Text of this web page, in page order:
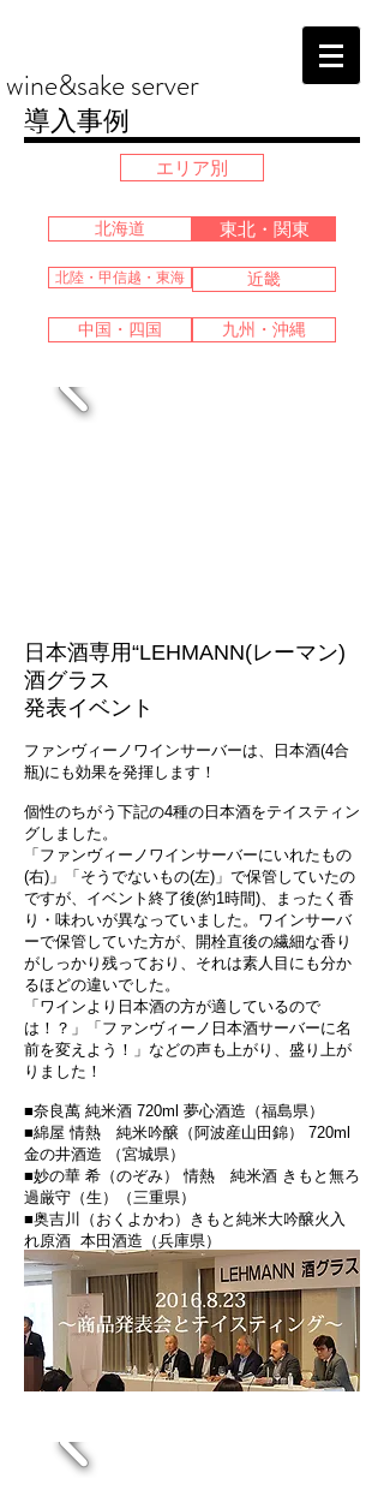
wine&sake server
導入事例
エリア別
北海道 東北・関東
北陸・甲信越・東海 近畿
中国・四国 九州・沖縄
日本酒専用“LEHMANN(レーマン)
酒グラス
発表イベント
ファンヴィーノワインサーバーは、日本酒(4合
瓶)にも効果を発揮します！
個性のちがう下記の4種の日本酒をテイスティン
グしました。
「ファンヴィーノワインサーバーにいれたもの
(右)」「そうでないもの(左)」で保管していたの
ですが、イベント終了後(約1時間)、まったく香
り・味わいが異なっていました。ワインサーバ
ーで保管していた方が、開栓直後の繊細な香り
がしっかり残っており、それは素人目にも分か
るほどの違いでした。
「ワインより日本酒の方が適しているので
は！？」「ファンヴィーノ日本酒サーバーに名
前を変えよう！」などの声も上がり、盛り上が
りました！
■奈良萬 純米酒 720ml 夢心酒造（福島県）
■綿屋 情熱 純米吟醸（阿波産山田錦） 720ml
金の井酒造 （宮城県）
■妙の華 希（のぞみ） 情熱 純米酒 きもと無ろ
過厳守（生）（三重県）
■奥吉川（おくよかわ）きもと純米大吟醸火入
れ原酒 本田酒造（兵庫県）